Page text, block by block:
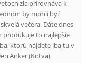
zla prirovnáva k
by mohli byť
večera. Dáte dnes
produkuje to najlepšie
ktorú nájdete iba tu v
Anker (Kotva)